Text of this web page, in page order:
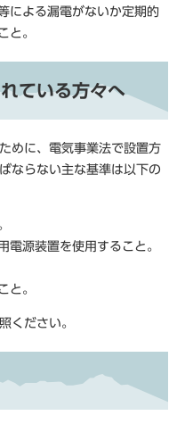
による漏電がないか定期的
と。
ている方々へ
めに、電気事業法で設置方
ならない主な基準は以下の
電源装置を使用すること。
と。
ください。